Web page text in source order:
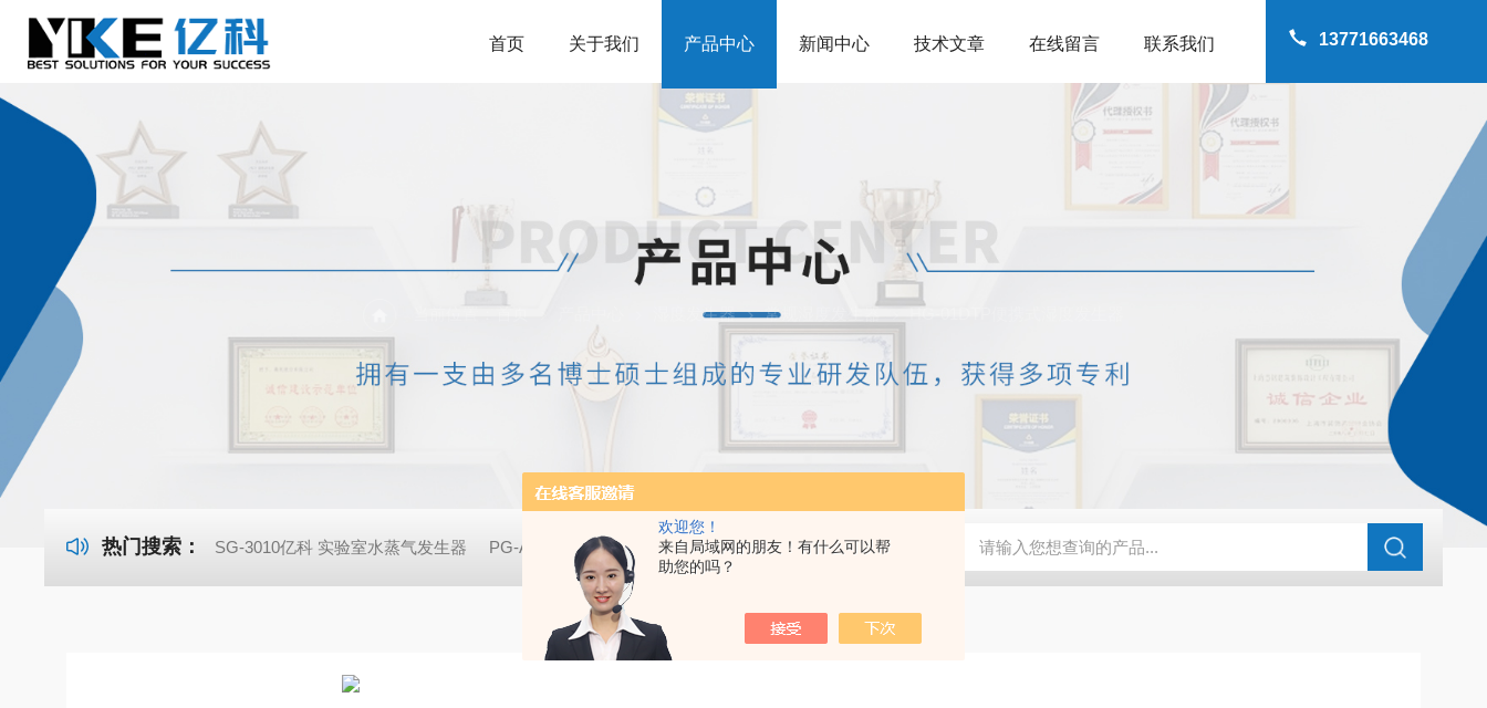
欢迎您！
来自局域网的朋友！有什么可以帮
助您的吗？
13771663468
首页 关于我们 产品中心 新闻中心 技术文章 在线留言 联系我们
湿度发生器 常规湿度发生器
热门搜索： SG-3010亿科 实验室水蒸气发生器 PG-A01空气净化实验用香烟烟雾发生器 亿科 实验室SCR脱硝催化剂评价装置 亿科 实验室催化剂评价系统微反装置 HG-05A湿度